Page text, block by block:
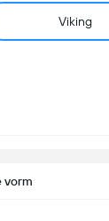
Viking
vorm